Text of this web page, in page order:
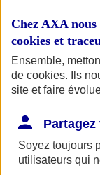
Chez AXA nous
cookies et
Ensemble,
de cookies. Ils
site et faire
Soyez toujours
utilisateurs qui